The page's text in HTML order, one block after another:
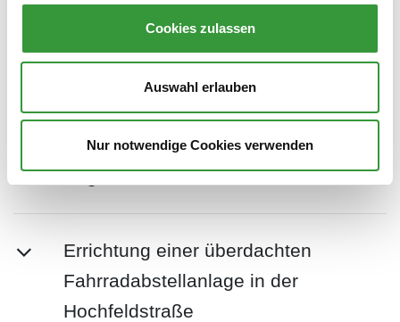
Cookies zulassen
Auswahl erlauben
Nur notwendige Cookies verwenden
Ausbau Geh-Radweg-Verbindung
Errichtung einer Fahrradstraße in der
August-Wessels-Straße
Errichtung einer überdachten
Fahrradabstellanlage in der
Hochfeldstraße